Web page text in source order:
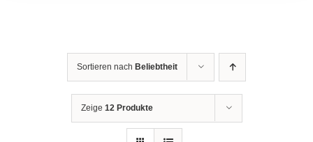
Sortieren nach Beliebtheit
Zeige 12 Produkte